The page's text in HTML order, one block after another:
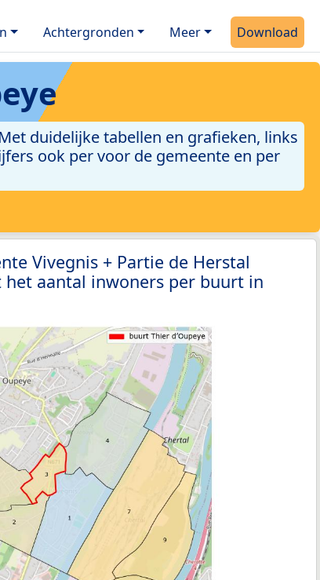
Achtergronden Meer Download
duidelijke tabellen en grafieken, links
ook per voor de gemeente en per
Vivegnis + Partie de Herstal
het aantal inwoners per buurt in